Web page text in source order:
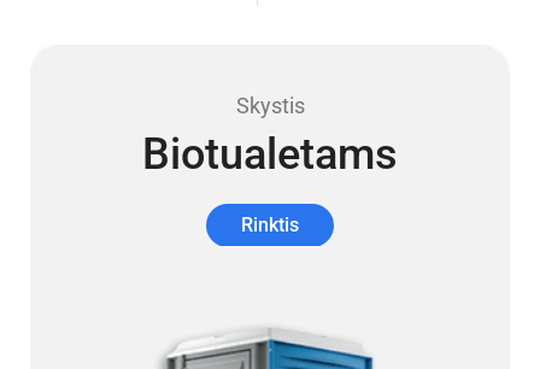
Skystis
Biotualetams
Rinktis